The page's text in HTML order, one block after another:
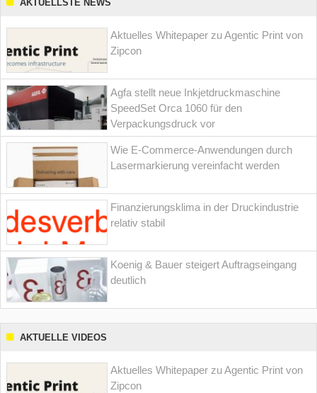
AKTUELLSTE NEWS
Aktuelles Whitepaper zu Agentic Print von
Zipcon
Agfa stellt neue Inkjetdruckmaschine
SpeedSet Orca 1060 für den
Verpackungsdruck vor
Wie E-Commerce-Anwendungen durch
Lasermarkierung vereinfacht werden
Finanzierungsklima in der Druckindustrie
relativ stabil
Koenig & Bauer steigert Auftragseingang
deutlich
AKTUELLE VIDEOS
Aktuelles Whitepaper zu Agentic Print von
Zipcon